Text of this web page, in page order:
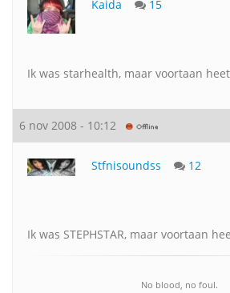
Kaida 15
Ik was starhealth, maar voortaan
6 nov 2008 - 10:12
Stfnisoundss 12
Ik was STEPHSTAR, maar voortaan
No blood, no foul.